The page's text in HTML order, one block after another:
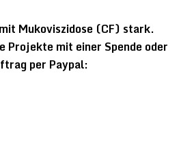
Mukoviszidose (CF) stark.
Projekte mit einer Spende oder
per Paypal: